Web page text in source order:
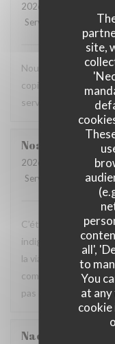
site,
all',
to
You
at
2026-07-12
Service
Nous avons testé le
copines et n'avons
service très agréable.
Noah
2026-07-07
- 19:30 -
Service
C’était bon, mais
indigestion qui a
la viande et au pain
comme si elle avait
pas ce restaurant,
Naomi